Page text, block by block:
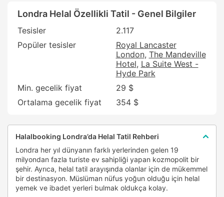
Tower Hamlets
Westminster
Londra Helal Özellikli Tatil - Genel Bilgiler
Tesisler
2.117
Popüler tesisler
Royal Lancaster
London The Mandeville
Hotel La Suite West -
Hyde Park
Min. gecelik fiyat
29 $
Ortalama gecelik fiyat
354 $
Halalbooking Londra’da Helal Tatil Rehberi
Londra her yıl dünyanın farklı yerlerinden gelen 19
milyondan fazla turiste ev sahipliği yapan kozmopolit bir
şehir. Ayrıca, helal tatil arayışında olanlar için de mükemmel
bir destinasyon. Müslüman nüfus yoğun olduğu için helal
yemek ve ibadet yerleri bulmak oldukça kolay.